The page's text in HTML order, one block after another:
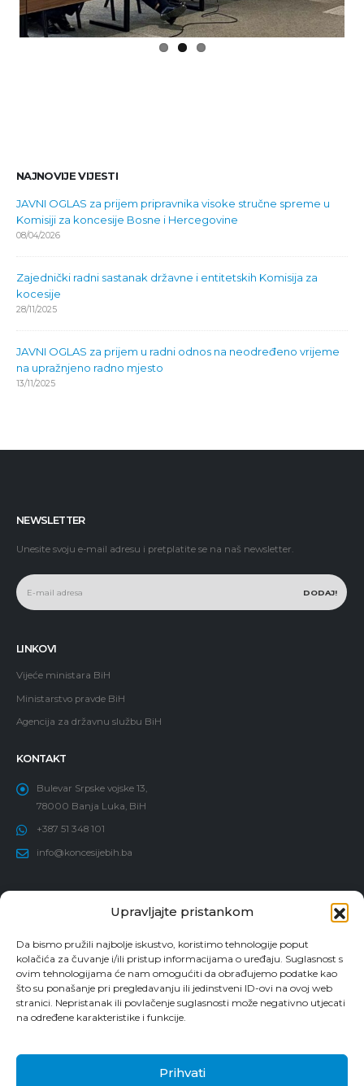
Upravljajte pristankom
Da bismo pružili najbolje iskustvo, koristimo tehnologije poput
kolačića za čuvanje i/ili pristup informacijama o uređaju. Suglasnost s
ovim tehnologijama će nam omogućiti da obrađujemo podatke kao
što su ponašanje pri pregledavanju ili jedinstveni ID-ovi na ovoj web
stranici. Nepristanak ili povlačenje suglasnosti može negativno utjecati
na određene karakteristike i funkcije.
Prihvati
NAJNOVIJE VIJESTI
JAVNI OGLAS za prijem pripravnika visoke stručne spreme u
Komisiji za koncesije Bosne i Hercegovine
08/04/2026
Zajednički radni sastanak državne i entitetskih Komisija za
kocesije
28/11/2025
JAVNI OGLAS za prijem u radni odnos na neodređeno vrijeme
na upražnjeno radno mjesto
13/11/2025
NEWSLETTER
Unesite svoju e-mail adresu i pretplatite se na naš newsletter.
LINKOVI
Vijeće ministara BiH
Ministarstvo pravde BiH
Agencija za državnu službu BiH
KONTAKT
Bulevar Srpske vojske 13,
78000 Banja Luka, BiH
+387 51 348 101
info@koncesijebih.ba
O NAMA
Politika dodjele koncesija
Članovi Komisije
Zaposleni
Vodič za pristup informacijama